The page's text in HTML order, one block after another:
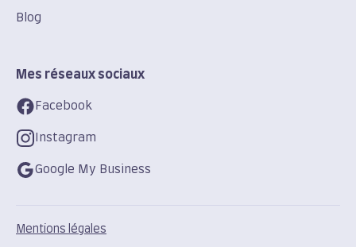
Blog
Mes réseaux sociaux
Facebook
Instagram
Google My Business
Mentions légales